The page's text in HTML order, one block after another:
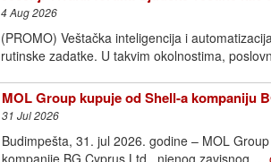
4 Aug 2026
(PROMO) Veštačka inteligencija i
rutinske zadatke. U takvim okolnostima,
MOL Group kupuje od Shell-a kompaniju
31 Jul 2026
Budimpešta, 31. jul 2026. godine – MOL
kompanije BG Cyprus Ltd., njenog zavisnog …